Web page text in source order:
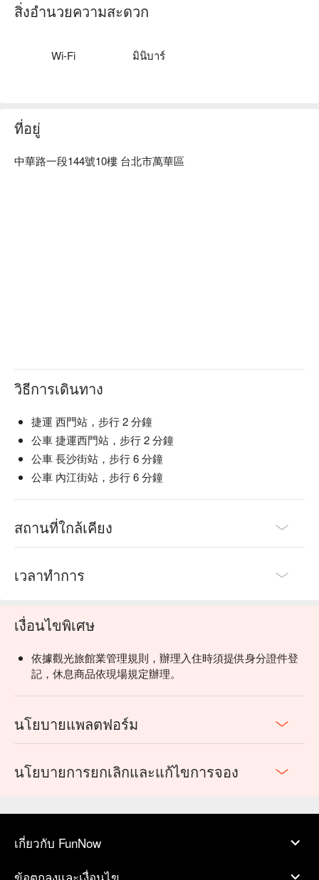
สิ่งอำนวยความสะดวก
Wi-Fi มินิบาร์
ที่อยู่
中華路一段144號10樓 台北市萬華區
วิธีการเดินทาง
捷運 西門站，步行 2 分鐘
公車 捷運西門站，步行 2 分鐘
公車 長沙街站，步行 6 分鐘
公車 內江街站，步行 6 分鐘
สถานที่ใกล้เคียง
เวลาทำการ
เงื่อนไขพิเศษ
依據觀光旅館業管理規則，辦理入住時須提供身分證件登
記，休息商品依現場規定辦理。
นโยบายแพลตฟอร์ม
นโยบายการยกเลิกและแก้ไขการจอง
เกี่ยวกับ FunNow
ข้อตกลงและเงื่อนไข